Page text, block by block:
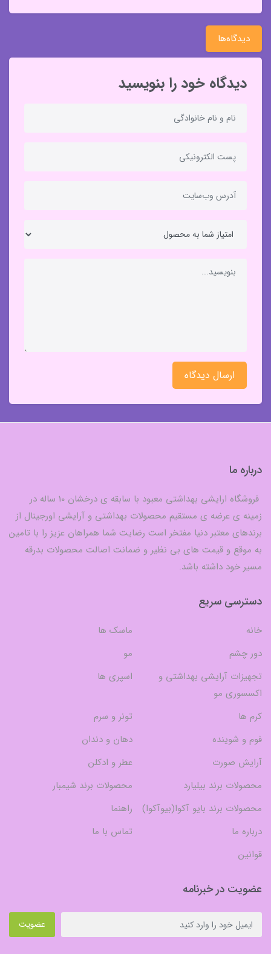
دیدگاه‌ها
دیدگاه خود را بنویسید
ارسال دیدگاه
درباره ما
فروشگاه ارایشی بهداشتی معبود با سابقه ی درخشان 10 ساله در
زمینه ی عرضه ی مستقیم محصولات بهداشتی و آرایشی اورجینال از
برندهای معتبر دنیا مفتخر است رضایت شما همراهان عزیز را با تامین
به موقع و قیمت های بی نظیر و ضمانت اصالت محصولات بدرقه
مسیر خود داشته باشد.
دسترسی سریع
خانه
ماسک ها
دور چشم
مو
تجهیزات آرایشی بهداشتی و
اکسسوری مو
اسپری ها
کرم ها
تونر و سرم
فوم و شوینده
دهان و دندان
آرایش صورت
عطر و ادکلن
محصولات برند بیلیارد
محصولات برند شیمبار
محصولات برند بایو آکوا(بیوآکوا)
راهنما
درباره ما
تماس با ما
قوانین
عضویت در خبرنامه
عضویت